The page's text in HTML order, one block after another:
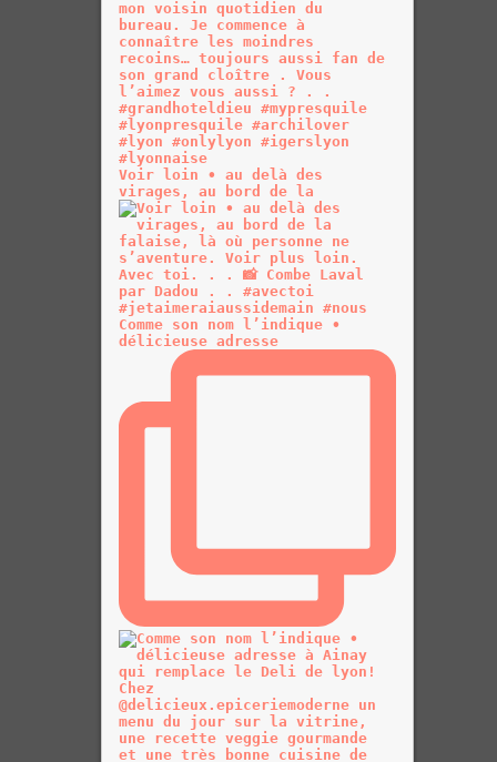
Voir loin • au delà des
virages, au bord de la
Comme son nom l’indique •
délicieuse adresse